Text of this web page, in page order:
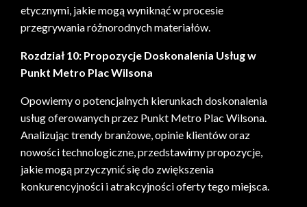
etycznymi, jakie mogą wyniknąć w procesie
przegrywania różnorodnych materiałów.
Rozdział 10: Propozycje Doskonalenia Usług w
Punkt Metro Plac Wilsona
Opowiemy o potencjalnych kierunkach doskonalenia
usług oferowanych przez Punkt Metro Plac Wilsona.
Analizując trendy branżowe, opinie klientów oraz
nowości technologiczne, przedstawimy propozycje,
jakie mogą przyczynić się do zwiększenia
konkurencyjności i atrakcyjności oferty tego miejsca.